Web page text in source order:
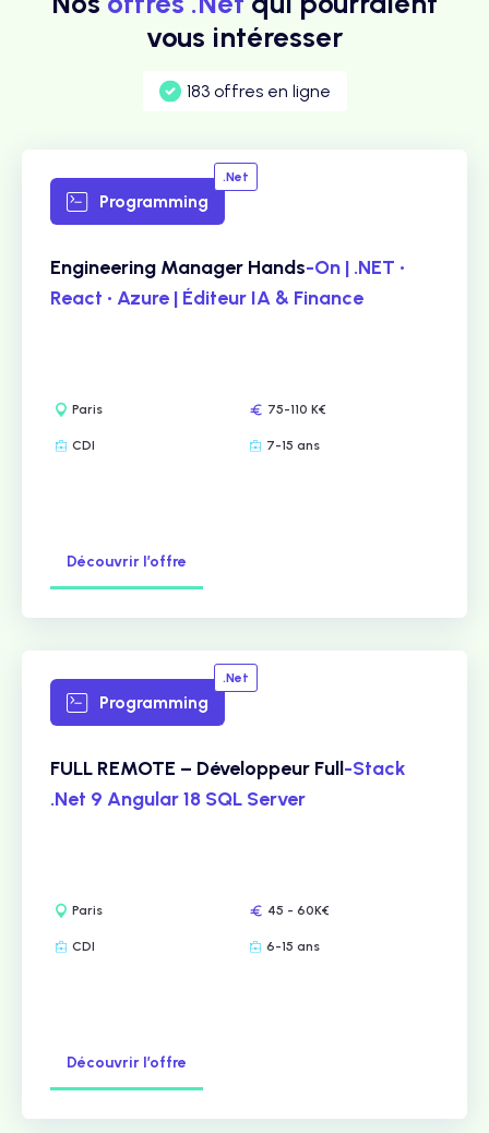
vous intéresser
183 offres en ligne
Programming
.Net
Engineering Manager Hands-On | .NET •
React • Azure | Éditeur IA & Finance
Paris 75-110 K€
CDI 7-15 ans
Découvrir l’offre
Programming
.Net
FULL REMOTE – Développeur Full-Stack
.Net 9 Angular 18 SQL Server
Paris 45 - 60K€
CDI 6-15 ans
Découvrir l’offre